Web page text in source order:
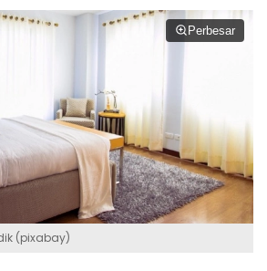
Perbesar
(pixabay)